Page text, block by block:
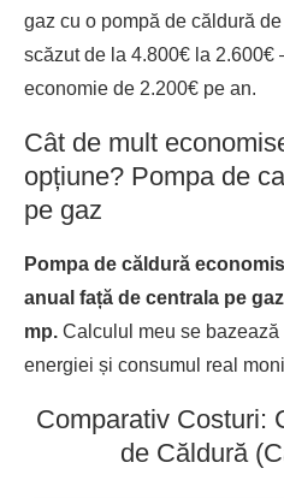
gaz cu o pompă de căldură
scăzut de la 4.800€ la 2.600€
economie de 2.200€ pe an.
Cât de mult
opțiune? Pompa de
pe gaz
Pompa de căldură
anual față de centrala pe
mp. Calculul meu se
energiei și consumul real
Comparativ Costuri:
de Căldură